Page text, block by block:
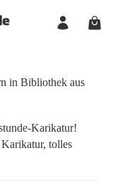
Karikatur!
tolles